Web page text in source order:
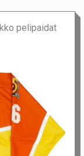
pelipaidat